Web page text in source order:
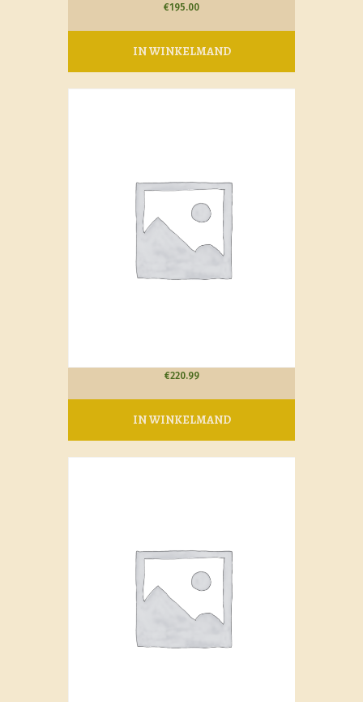
€195.00
IN WINKELMAND
€220.99
IN WINKELMAND